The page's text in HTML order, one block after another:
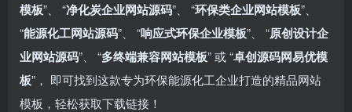
模板”、 “净化炭企业网站源码”、 “环保类企业网站模板”、
“能源化工网站源码”、 “响应式环保企业模板”、 “原创设计企
业网站源码”、 “多终端兼容网站模板” 或 “卓创源码网易优模
板”， 即可找到这款专为环保能源化工企业打造的精品网站
模板，轻松获取下载链接！